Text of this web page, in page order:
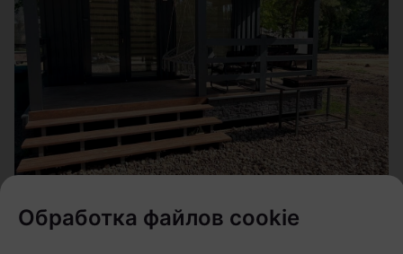
Обработка файлов cookie